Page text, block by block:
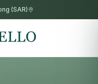
(SAR)